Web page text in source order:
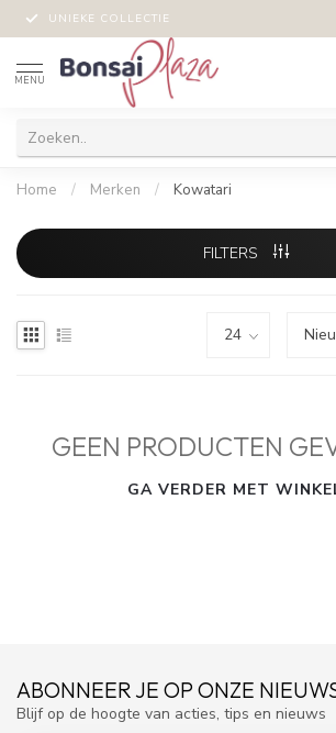
UNIEKE COLLECTIE
MENU
Home / Merken / Kowatari
FILTERS
GEEN PRODUCTEN
GA VERDER MET
ABONNEER JE OP ONZE
Blijf op de hoogte van acties, tips en nieuws